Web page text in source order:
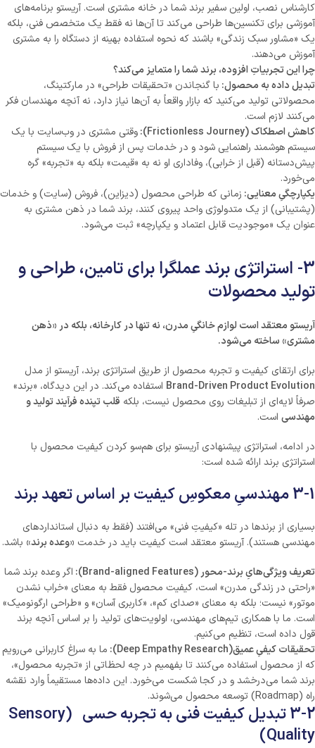
کارشناس نصب، اولین سفیر برند شما در خانه مشتری است. آریستو برنامه‌های
آموزشی برای تکنسین‌ها طراحی می‌کند تا آن‌ها نه فقط یک متخصص فنی، بلکه
یک «مشاور سبک زندگی» باشند که نحوه استفاده بهینه از دستگاه را به مشتری
آموزش می‌دهند.
چرا این تجربیاتِ افزوده، برند شما را متمایز می‌کند؟
تبدیل داده به محصول: با گنجاندن «تحقیقات طراحی» در مارکتینگ،
محصولاتی تولید می‌کنید که بازار واقعاً به آن‌ها نیاز دارد، نه آنچه مهندسان فکر
می‌کنند لازم است.
کاهش اصطکاک(Frictionless Journey)
:وقتی مشتری در وب‌سایت با یک
سیستم هوشمند راهنمایی شود و در خدمات پس از فروش با یک سیستم
پیش‌دستانه (قبل از خرابی)، وفاداری او نه به «قیمت» بلکه به «تجربه» گره
می‌خورد.
یکپارچگیِ معنایی: زمانی که طراحی محصول (دیزاین)، فروش (سایت) و خدمات
(پشتیبانی) از یک متدولوژی واحد پیروی کنند، برند شما در ذهن مشتری به
عنوان یک «موجودیت قابل اعتماد و یکپارچه» ثبت می‌شود.
3- استراتژی برند عملگرا برای تامین، طراحی و
تولید محصولات
آریستو معتقد است لوازم خانگیِ مدرن، نه تنها در کارخانه، بلکه در «ذهن
مشتری» ساخته می‌شود.
برای ارتقای کیفیت و تجربه محصول از طریق استراتژی برند، آریستو از مدل
Brand-Driven Product Evolution استفاده می‌کند. در این دیدگاه، «برند»
صرفاً لایه‌ای از تبلیغات روی محصول نیست، بلکه قلب تپنده فرآیند تولید و
مهندسی است.
در ادامه، استراتژی پیشنهادی آریستو برای هم‌سو کردن کیفیت محصول با
استراتژی برند ارائه شده است:
3-1 مهندسیِ معکوسِ کیفیت بر اساس تعهد برند
بسیاری از برندها در تله «کیفیتِ فنی» می‌افتند (فقط به دنبال استانداردهای
مهندسی هستند). آریستو معتقد است کیفیت باید در خدمت «وعده برند» باشد.
تعریف ویژگی‌هایِ برند-محور (Brand-aligned Features)
: اگر وعده برند شما
«راحتی در زندگی مدرن» است، کیفیت محصول فقط به معنای «خراب نشدن
موتور» نیست؛ بلکه به معنای «صدای کم»، «کاربری آسان» و «طراحی ارگونومیک»
است. ما با همکاری تیم‌های مهندسی، اولویت‌های تولید را بر اساس آنچه برند
قول داده است، تنظیم می‌کنیم.
تحقیقات کیفیِ عمیق(Deep Empathy Research)
: ما به سراغ کاربرانی می‌رویم
که از محصول استفاده می‌کنند تا بفهمیم در چه لحظاتی از «تجربه محصول»،
برند شما می‌درخشد و در کجا شکست می‌خورد. این داده‌ها مستقیماً وارد نقشه
راه (Roadmap) توسعه محصول می‌شوند.
3-2 تبدیل کیفیت فنی به تجربه حسی (Sensory
Quality)